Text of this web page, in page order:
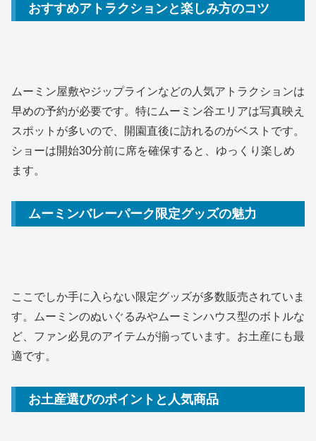
おすすめアトラクションと楽しみ方のコツ
ムーミン屋敷やジップラインなどの人気アトラクションは
早めの予約が必要です。特にムーミン谷エリアは写真映え
スポットが多いので、開園直後に訪れるのがベストです。
ショーは開始30分前に席を確保すると、ゆっくり楽しめ
ます。
ムーミンバレーパーク限定グッズの魅力
ここでしか手に入らない限定グッズが多数販売されていま
す。ムーミンのぬいぐるみやムーミンハウス型のボトルな
ど、ファン必見のアイテムが揃っています。お土産にも最
適です。
お土産選びのポイントと人気商品